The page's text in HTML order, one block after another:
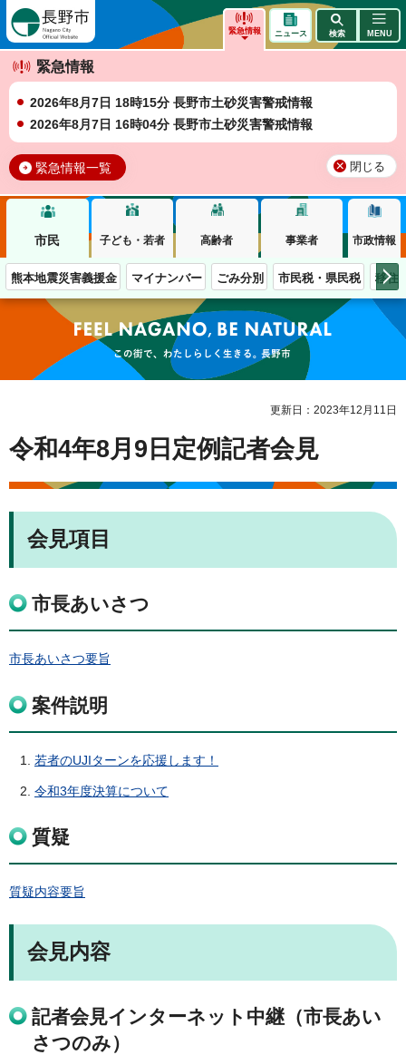
緊急情報
緊急情報
2026年8月7日 18時15分 長野市土砂災害警戒情報
2026年8月7日 16時04分 長野市土砂災害警戒情報
緊急情報一覧 閉じる
ニュース 検索 MENU
市民 子ども・若者 高齢者 事業者 市政情報
熊本地震災害義援金 マイナンバー ごみ分別 市民税・県民税 移住
この街で、わたしらしく生きる。長野市
更新日：2023年12月11日
令和4年8月9日定例記者会見
会見項目
市長あいさつ
市長あいさつ要旨
案件説明
若者のUJIターンを応援します！
令和3年度決算について
質疑
質疑内容要旨
会見内容
記者会見インターネット中継（市長あい
さつのみ）